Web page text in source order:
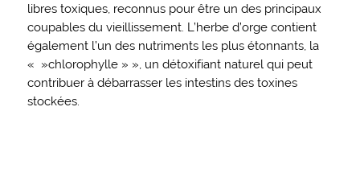
libres toxiques, reconnus pour être un des principaux
coupables du vieillissement. L’herbe d’orge contient
également l’un des nutriments les plus étonnants, la
« »chlorophylle » », un détoxifiant naturel qui peut
contribuer à débarrasser les intestins des toxines
stockées.